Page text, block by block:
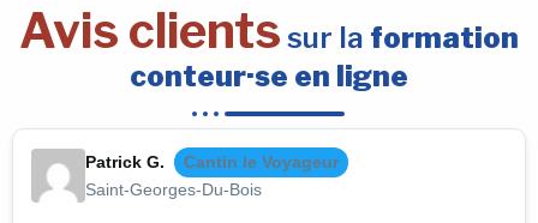
Avis clients sur la formation
conteur·se en ligne
Patrick G.
Cantin le Voyageur
Saint-Georges-Du-Bois